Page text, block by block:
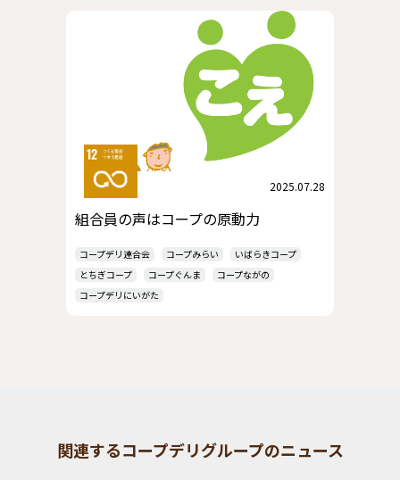
2025.07.28
組合員の声はコープの原動力
コープデリ連合会 コープみらい
いばらきコープ
とちぎコープ
コープぐんま
コープながの
コープデリにいがた
関連するコープデリグループのニュース